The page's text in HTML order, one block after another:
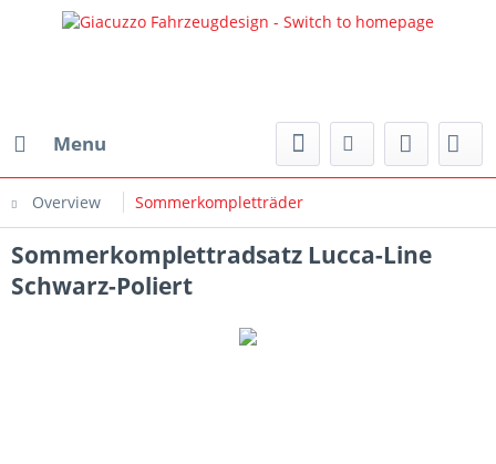
Menu
Overview Sommerkompletträder
Sommerkomplettradsatz Lucca-Line
Schwarz-Poliert